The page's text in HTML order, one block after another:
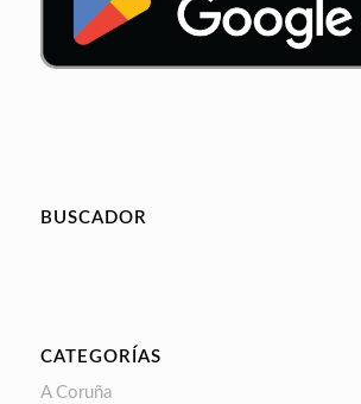
BUSCADOR
CATEGORÍAS
A Coruña